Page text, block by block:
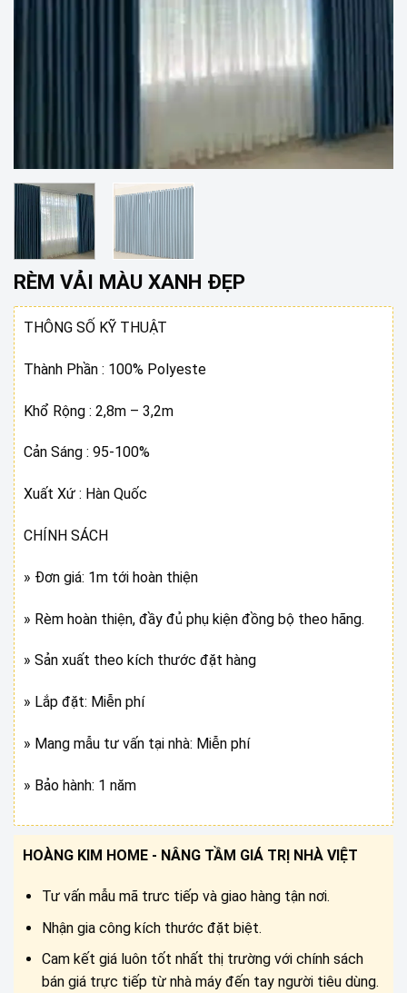
RÈM VẢI MÀU XANH ĐẸP
THÔNG SỐ KỸ THUẬT
Thành Phần : 100% Polyeste
Khổ Rộng : 2,8m – 3,2m
Cản Sáng : 95-100%
Xuất Xứ : Hàn Quốc
CHÍNH SÁCH
» Đơn giá: 1m tới hoàn thiện
» Rèm hoàn thiện, đầy đủ phụ kiện đồng bộ theo hãng.
» Sản xuất theo kích thước đặt hàng
» Lắp đặt: Miễn phí
» Mang mẫu tư vấn tại nhà: Miễn phí
» Bảo hành: 1 năm
HOÀNG KIM HOME - NÂNG TẦM GIÁ TRỊ NHÀ VIỆT
Tư vấn mẫu mã trưc tiếp và giao hàng tận nơi.
Nhận gia công kích thước đặt biệt.
Cam kết giá luôn tốt nhất thị trường với chính sách
bán giá trực tiếp từ nhà máy đến tay người tiêu dùng.